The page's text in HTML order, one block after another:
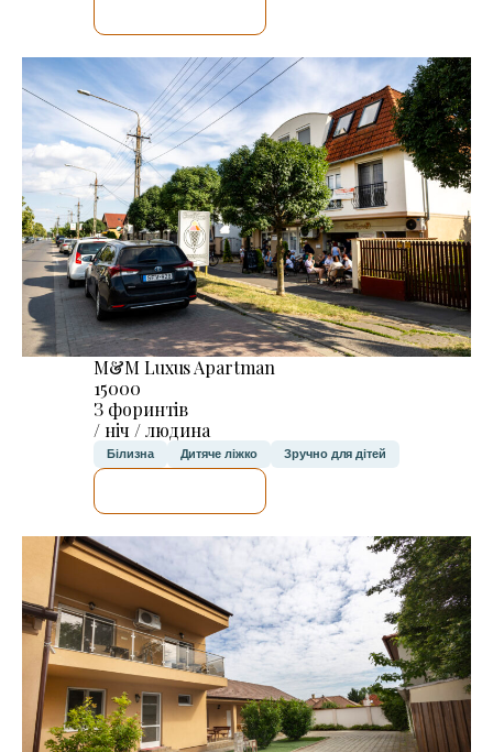
M&M Luxus Apartman
15000
З форинтів
/ ніч / людина
Білизна Дитяче ліжко Зручно для дітей